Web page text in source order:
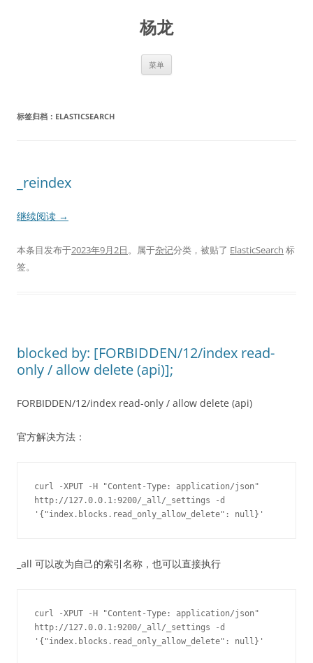
杨龙
菜单
标签归档： ELASTICSEARCH
_reindex
继续阅读 →
本条目发布于2023年9月2日。属于杂记分类，被贴了 ElasticSearch 标
签。
blocked by: [FORBIDDEN/12/index read-
only / allow delete (api)];
FORBIDDEN/12/index read-only / allow delete (api)
官方解决方法：
curl -XPUT -H "Content-Type: application/json"
http://127.0.0.1:9200/_all/_settings -d
'{"index.blocks.read_only_allow_delete": null}'
_all 可以改为自己的索引名称，也可以直接执行
curl -XPUT -H "Content-Type: application/json"
http://127.0.0.1:9200/_all/_settings -d
'{"index.blocks.read_only_allow_delete": null}'